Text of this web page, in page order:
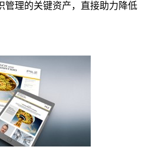
管理的关键资产，直接助力降低